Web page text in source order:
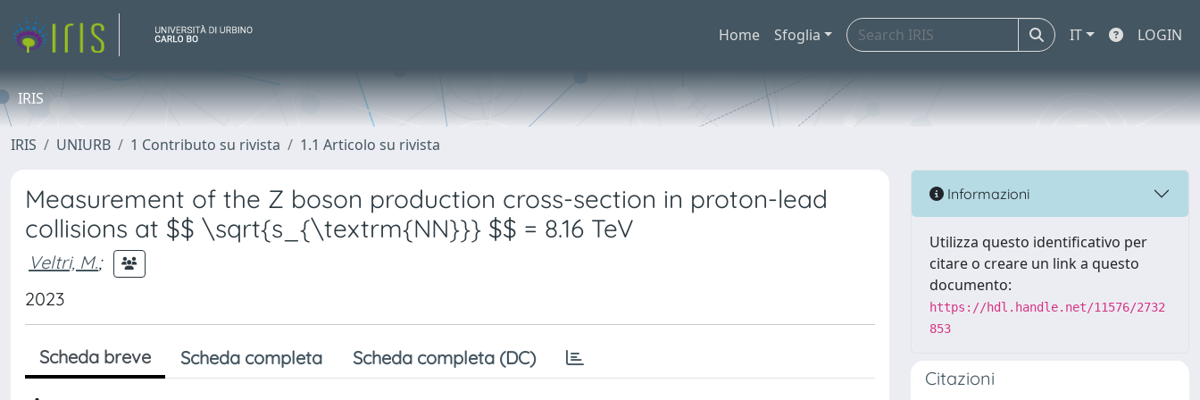
Home Sfoglia IT LOGIN
IRIS
IRIS UNIURB 1 Contributo su rivista 1.1 Articolo su rivista
Measurement of the Z boson production cross-section in proton-lead
collisions at $$ \sqrt{s_{\textrm{NN}}} $$ = 8.16 TeV
Veltri, M.;
2023
Scheda breve Scheda completa Scheda completa (DC)
Informazioni
Utilizza questo identificativo per
citare o creare un link a questo
documento:
https://hdl.handle.net/11576/2732
853
Citazioni